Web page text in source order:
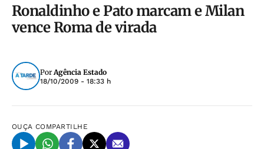
Ronaldinho e Pato marcam e Milan
vence Roma de virada
PorAgência Estado
18/10/2009 - 18:33 h
OUÇA COMPARTILHE